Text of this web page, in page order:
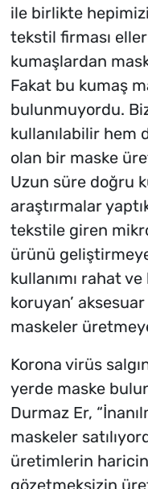
ile birlikte
tekstil firması
kumaşlardan
Fakat bu kumaş
bulunmuyordu.
kullanılabilir hem
olan bir maske
Uzun süre doğru
araştırmalar
tekstile giren
ürünü
kullanımı rahat
koruyan’
maskeler
Korona virüs
yerde maske
Durmaz Er,
maskeler
üretimlerin
gözetmeksizin